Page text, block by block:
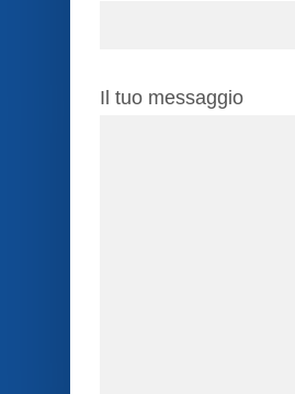
Il tuo messaggio